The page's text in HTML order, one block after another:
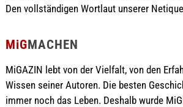
Den vollständigen Wortlaut unserer
MiGMACHEN
MiGAZIN lebt von der Vielfalt, von den
Wissen seiner Autoren. Die besten
immer noch das Leben. Deshalb wurde